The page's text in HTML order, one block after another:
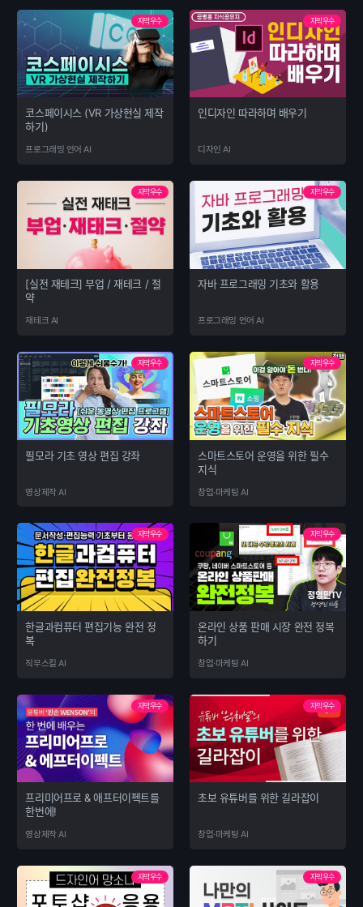
자막우수
코스페이시스 (VR 가상현실 제작
하기)
프로그래밍 언어 AI
자막우수
인디자인 따라하며 배우기
디자인 AI
자막우수
[실전 재테크] 부업 / 재테크 / 절
약
재테크 AI
자막우수
자바 프로그래밍 기초와 활용
프로그래밍 언어 AI
자막우수
필모라 기초 영상 편집 강좌
영상제작 AI
자막우수
스마트스토어 운영을 위한 필수
지식
창업·마케팅 AI
자막우수
한글과컴퓨터 편집기능 완전 정
복
직무스킬 AI
자막우수
온라인 상품 판매 시장 완전 정복
하기
창업·마케팅 AI
자막우수
프리미어프로 & 애프터이펙트를
한번에!
영상제작 AI
자막우수
초보 유튜버를 위한 길라잡이
창업·마케팅 AI
자막우수 자막우수